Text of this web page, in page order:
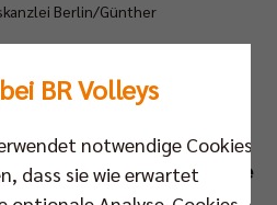
Berlin/Günther
ein großes, sondern ein
Wir sind extrem stolz
der Regierende
am Mittwoch die feierliche
BR Volleys
notwendige Cookies,
dass sie wie erwartet